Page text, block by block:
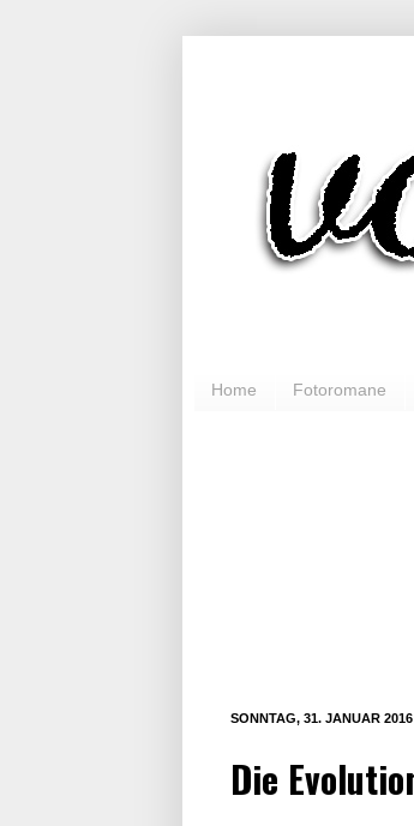
Home Fotoromane
SONNTAG, 31. JANUAR 2016
Die